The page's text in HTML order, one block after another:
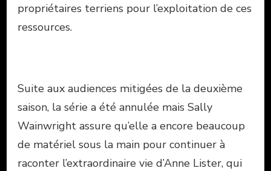
propriétaires terriens pour l’exploitation de ces
ressources.
Suite aux audiences mitigées de la deuxième
saison, la série a été annulée mais Sally
Wainwright assure qu’elle a encore beaucoup
de matériel sous la main pour continuer à
raconter l’extraordinaire vie d’Anne Lister, qui